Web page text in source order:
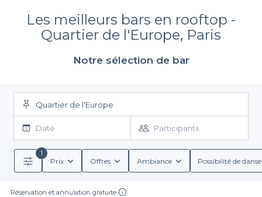
Les meilleurs bars en rooftop -
Quartier de l'Europe, Paris
Notre sélection de bar
Quartier de l'Europe
Date Participants
1
Prix
Offres Ambiance Possibilité de
Réservation et annulation gratuite